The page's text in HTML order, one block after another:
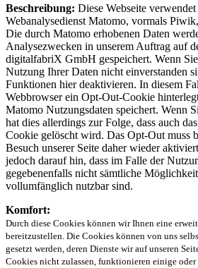
Beschreibung: Diese Webseite
Webanalysedienst Matomo, vormals
Die durch Matomo erhobenen Daten
Analysezwecken in unserem Auftrag auf
digitalfabriX GmbH gespeichert. Wenn
Nutzung Ihrer Daten nicht einverstanden
Funktionen hier deaktivieren. In diesem
Webbrowser ein Opt-Out-Cookie
Matomo Nutzungsdaten speichert. Wenn
hat dies allerdings zur Folge, dass auch
Cookie gelöscht wird. Das Opt-Out muss
Besuch unserer Seite daher wieder
jedoch darauf hin, dass im Falle der
gegebenenfalls nicht sämtliche
vollumfänglich nutzbar sind.
Komfort:
Durch diese Cookies können wir Ihnen eine
bereitzustellen. Die Cookies können von uns
gesetzt werden, deren Dienste wir auf unseren
Cookies nicht zulassen, funktionieren einige oder